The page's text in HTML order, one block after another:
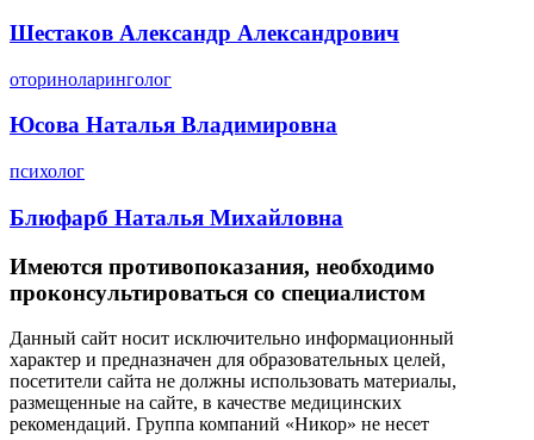
Шестаков Александр Александрович
оториноларинголог
Юсова Наталья Владимировна
психолог
Блюфарб Наталья Михайловна
Имеются противопоказания, необходимо
проконсультироваться со специалистом
Данный сайт носит исключительно информационный
характер и предназначен для образовательных целей,
посетители сайта не должны использовать материалы,
размещенные на сайте, в качестве медицинских
рекомендаций. Группа компаний «Никор» не несет